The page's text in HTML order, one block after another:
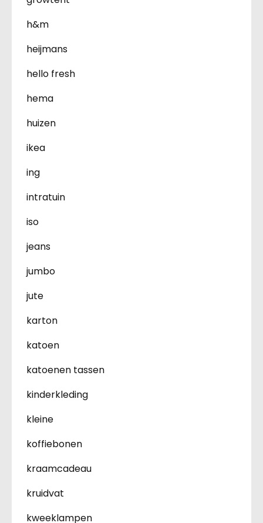
h&m
heijmans
hello fresh
hema
huizen
ikea
ing
intratuin
iso
jeans
jumbo
jute
karton
katoen
katoenen tassen
kinderkleding
kleine
koffiebonen
kraamcadeau
kruidvat
kweeklampen